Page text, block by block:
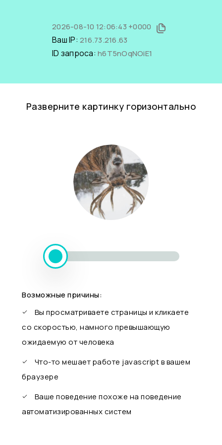
2026-08-10 12:06:43 +0000
Ваш IP: 216.73.216.63
ID запроса: h6T5nOqNOiE1
Разверните картинку горизонтально
Возможные причины:
Вы просматриваете страницы и кликаете
со скоростью, намного превышающую
ожидаемую от человека
Что-то мешает работе javascript в вашем
браузере
Ваше поведение похоже на поведение
автоматизированных систем